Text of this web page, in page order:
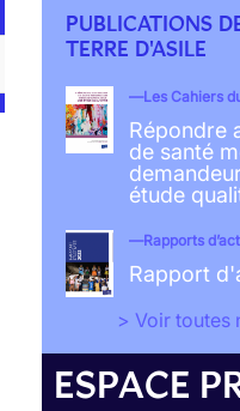
PUBLICATIONS
TERRE D'ASILE
Les Cahiers
Répondre
de santé
étude
Rapports
Rapport
> Voir toutes
ESPACE